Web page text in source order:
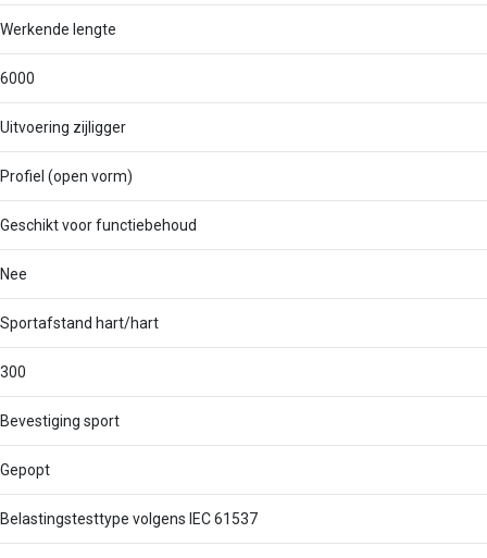
Werkende lengte
6000
Uitvoering zijligger
Profiel (open vorm)
Geschikt voor functiebehoud
Nee
Sportafstand hart/hart
300
Bevestiging sport
Gepopt
Belastingstesttype volgens IEC 61537